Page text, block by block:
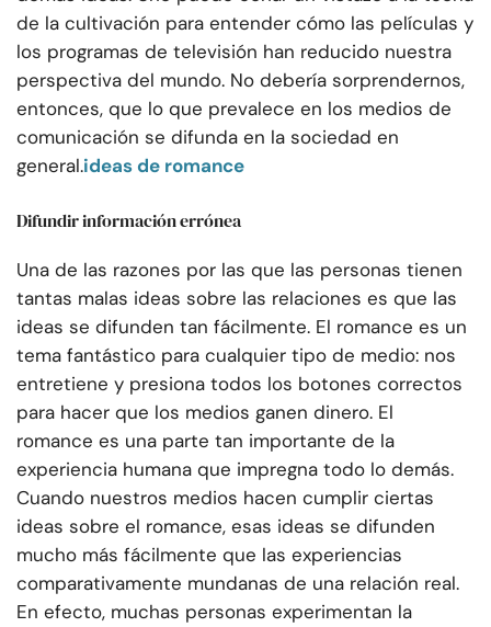
de la cultivación para entender cómo las películas y
los programas de televisión han reducido nuestra
perspectiva del mundo. No debería sorprendernos,
entonces, que lo que prevalece en los medios de
comunicación se difunda en la sociedad en
general.ideas de romance
Difundir información errónea
Una de las razones por las que las personas tienen
tantas malas ideas sobre las relaciones es que las
ideas se difunden tan fácilmente. El romance es un
tema fantástico para cualquier tipo de medio: nos
entretiene y presiona todos los botones correctos
para hacer que los medios ganen dinero. El
romance es una parte tan importante de la
experiencia humana que impregna todo lo demás.
Cuando nuestros medios hacen cumplir ciertas
ideas sobre el romance, esas ideas se difunden
mucho más fácilmente que las experiencias
comparativamente mundanas de una relación real.
En efecto, muchas personas experimentan la